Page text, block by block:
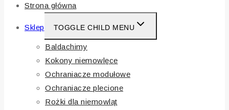
Strona główna
Sklep TOGGLE CHILD MENU
Baldachimy
Kokony niemowlęce
Ochraniacze modułowe
Ochraniacze plecione
Rożki dla niemowląt